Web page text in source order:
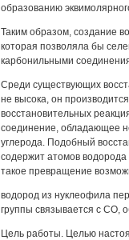
образованию
Таким образом, создание
которая позволяла бы
карбонильными
Среди существующих
не высока, он
восстановительных
соединение, обладающее
углерода. Подобный
содержит атомов
такое превращение
водород из нуклеофила
группы связывается с СО,
Цель работы. Целью